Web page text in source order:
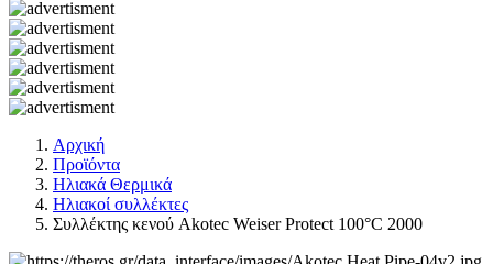
Αρχική
Προϊόντα
Ηλιακά Θερμικά
Ηλιακοί συλλέκτες
Συλλέκτης κενού Akotec Weiser Protect 100°C 2000